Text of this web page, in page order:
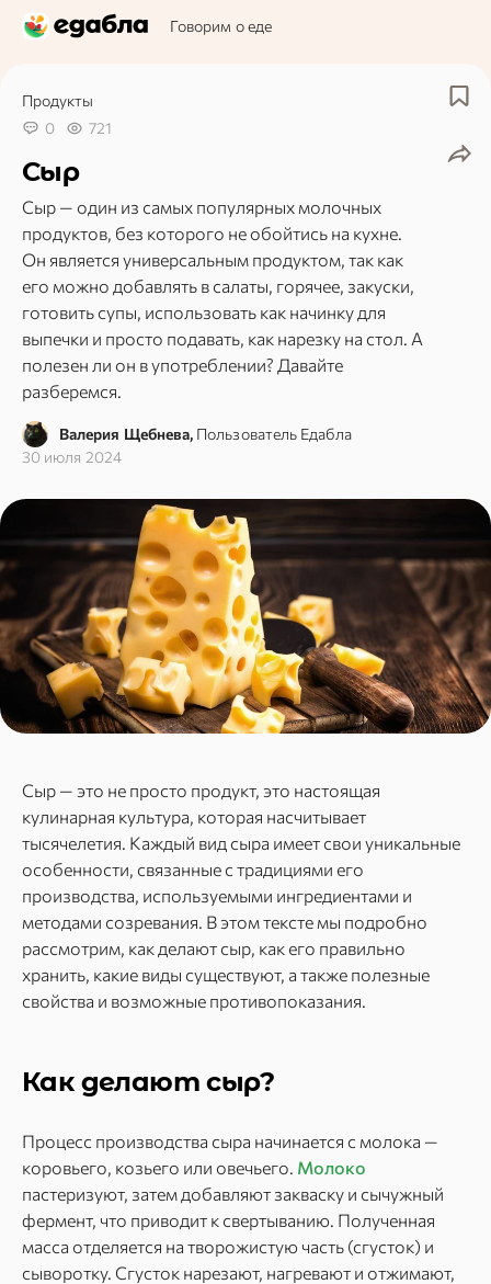
Говорим о еде
Продукты
0
721
Сыр
Сыр — один из самых популярных молочных
продуктов, без которого не обойтись на кухне.
Он является универсальным продуктом, так как
его можно добавлять в салаты, горячее, закуски,
готовить супы, использовать как начинку для
выпечки и просто подавать, как нарезку на стол. А
полезен ли он в употреблении? Давайте
разберемся.
Валерия Щебнева, Пользователь Едабла
30 июля 2024
Сыр — это не просто продукт, это настоящая
кулинарная культура, которая насчитывает
тысячелетия. Каждый вид сыра имеет свои уникальные
особенности, связанные с традициями его
производства, используемыми ингредиентами и
методами созревания. В этом тексте мы подробно
рассмотрим, как делают сыр, как его правильно
хранить, какие виды существуют, а также полезные
свойства и возможные противопоказания.
Как делают сыр?
Процесс производства сыра начинается с молока —
коровьего, козьего или овечьего. Молоко
пастеризуют, затем добавляют закваску и сычужный
фермент, что приводит к свертыванию. Полученная
масса отделяется на творожистую часть (сгусток) и
сыворотку. Сгусток нарезают, нагревают и отжимают,